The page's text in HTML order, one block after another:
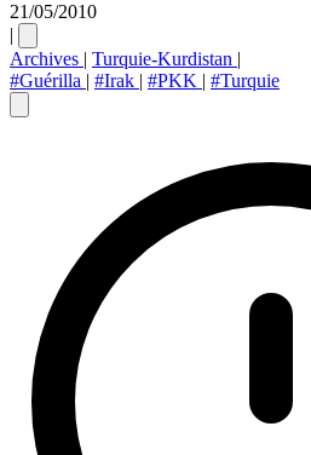
21/05/2010
|
Archives | Turquie-Kurdistan |
#Guérilla | #Irak | #PKK | #Turquie